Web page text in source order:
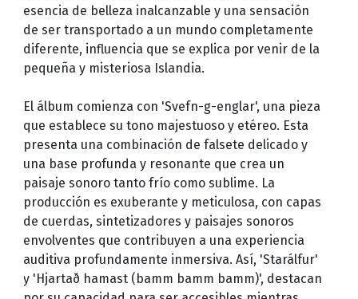
esencia de belleza inalcanzable y una sensación
de ser transportado a un mundo completamente
diferente, influencia que se explica por venir de la
pequeña y misteriosa Islandia.
El álbum comienza con 'Svefn-g-englar', una pieza
que establece su tono majestuoso y etéreo. Esta
presenta una combinación de falsete delicado y
una base profunda y resonante que crea un
paisaje sonoro tanto frío como sublime. La
producción es exuberante y meticulosa, con capas
de cuerdas, sintetizadores y paisajes sonoros
envolventes que contribuyen a una experiencia
auditiva profundamente inmersiva. Así, 'Starálfur'
y 'Hjartað hamast (bamm bamm bamm)', destacan